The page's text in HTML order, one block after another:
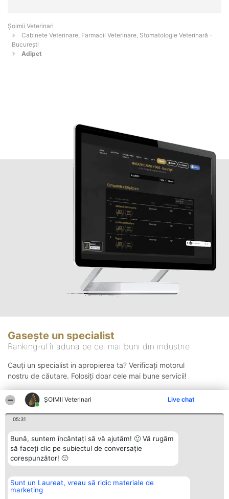
ȘOIMII Veterinari Live chat
05:31
Bună, suntem încântați să vă ajutăm! 🙂 Vă rugăm
să faceți clic pe subiectul de conversație
corespunzător! 🙂
Sunt un Laureat, vreau să ridic materiale de
marketing
Șoimii Veterinari
Cabinete Veterinare, Farmacii Veterinare, Stomatologie Veterinară -
Bucureşti
Adipet
Gasește un specialist
Ranking-ul îi adună pe cei mai buni din industrie
Cauți un specialist in apropierea ta? Verificați motorul
nostru de căutare. Folosiți doar cele mai bune servicii!
Organizator Ranking
BRIGHT SOLUTIONS BR SRL
Plebiscyt Contact